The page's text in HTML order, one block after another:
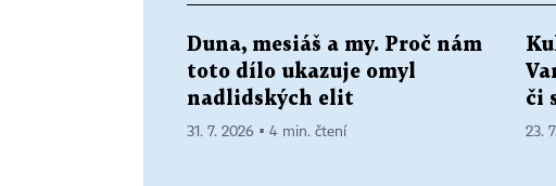
Duna, mesiáš a my. Proč nám
toto dílo ukazuje omyl
nadlidských elit
31. 7. 2026 ▪ 4 min. čtení
či
23.